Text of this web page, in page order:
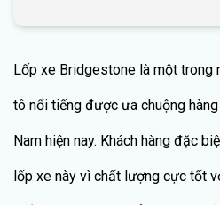
Lốp xe Bridgestone là một trong
tô nổi tiếng được ưa chuộng
Nam hiện nay. Khách hàng đặc
lốp xe này vì chất lượng cực tốt